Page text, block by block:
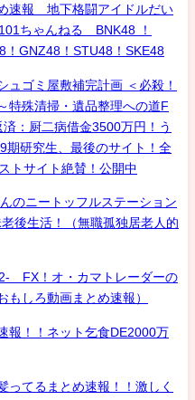
速報 地下格闘アイドルだい
ちゃんねる BNK48 ！
！GNZ48！STU48！SKE48
ュゴミ屋敷補完計画 ＜必殺！
特殊清掃・遺品整理への道F
：厨二病借金3500万円！う
期研究生、最後のサイト！全
トサイト絶賛！公開中
のニートッフルステーション
後生活！（無職孤独居老人的
FX！オ・カマトレーダーの
しろ動画まとめ速報）
報！！ネット乞食DE2000万
ってるまとめ速報！！激しく